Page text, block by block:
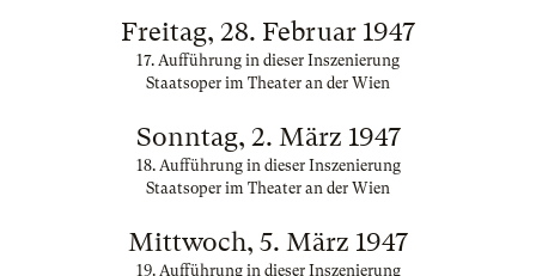
Freitag, 28. Februar 1947
17. Aufführung in dieser Inszenierung
Staatsoper im Theater an der Wien
Sonntag, 2. März 1947
18. Aufführung in dieser Inszenierung
Staatsoper im Theater an der Wien
Mittwoch, 5. März 1947
19. Aufführung in dieser Inszenierung